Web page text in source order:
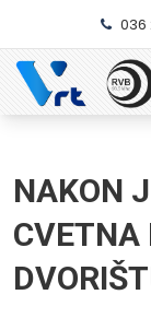
036
NAKON
CVETNA